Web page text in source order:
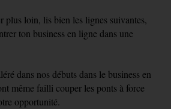
plus loin, lis bien les lignes suivantes,
ton business en ligne dans une
dans nos débuts dans le business en
même failli couper les ponts à force
opportunité.